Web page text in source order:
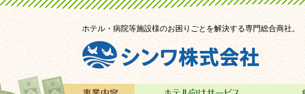
ホテル・病院等施設様のお困りごとを解決する専門総合商社。